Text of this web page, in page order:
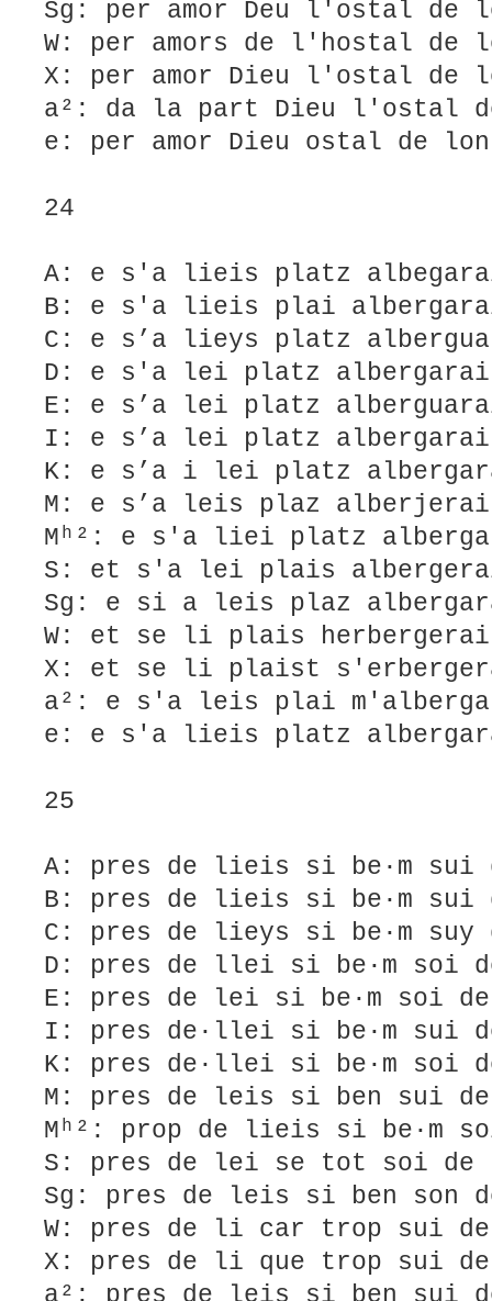
Sg: per amor Deu l'ostal de
W: per amors de l'hostal de
X: per amor Dieu l'ostal de
a²: da la part Dieu l'ostal
e: per amor Dieu ostal de
24
A: e s'a lieis platz
B: e s'a lieis plai
C: e s’a lieys platz
D: e s'a lei platz albergarai
E: e s’a lei platz
I: e s’a lei platz albergarai
K: e s’a i lei platz
M: e s’a leis plaz alberjerai
Mʰ²: e s'a liei platz
S: et s'a lei plais
Sg: e si a leis plaz
W: et se li plais herbergerai
X: et se li plaist
a²: e s'a leis plai
e: e s'a lieis platz
25
A: pres de lieis si be·m sui
B: pres de lieis si be·m sui
C: pres de lieys si be·m suy
D: pres de llei si be·m soi
E: pres de lei si be·m soi
I: pres de·llei si be·m sui
K: pres de·llei si be·m soi
M: pres de leis si ben sui
Mʰ²: prop de lieis si be·m
S: pres de lei se tot soi de
Sg: pres de leis si ben son
W: pres de li car trop sui
X: pres de li que trop sui